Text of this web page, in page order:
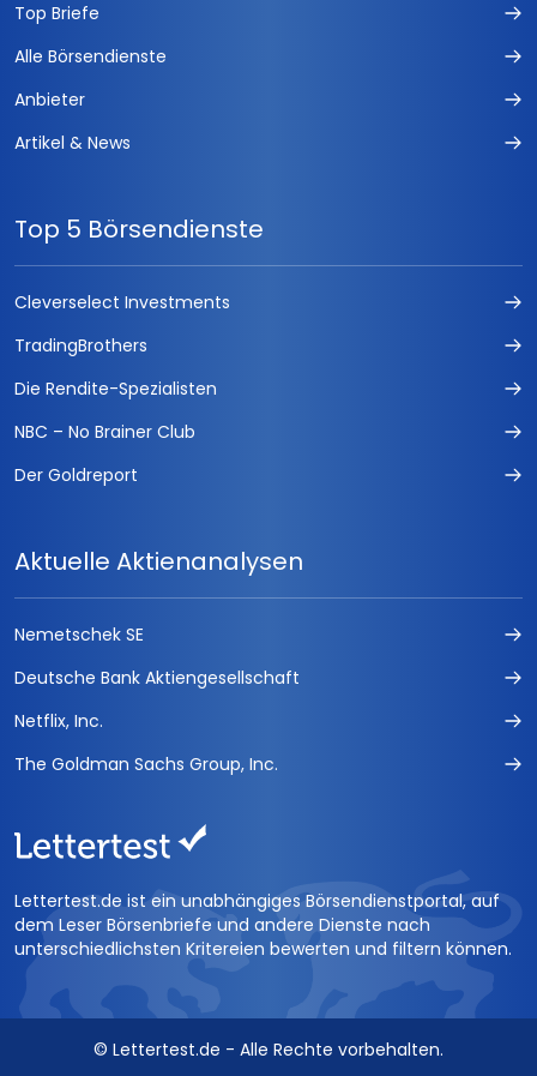
Top Briefe
Alle Börsendienste
Anbieter
Artikel & News
Top 5 Börsendienste
Cleverselect Investments
TradingBrothers
Die Rendite-Spezialisten
NBC – No Brainer Club
Der Goldreport
Aktuelle Aktienanalysen
Nemetschek SE
Deutsche Bank Aktiengesellschaft
Netflix, Inc.
The Goldman Sachs Group, Inc.
Lettertest.de ist ein unabhängiges Börsendienstportal, auf
dem Leser Börsenbriefe und andere Dienste nach
unterschiedlichsten Kritereien bewerten und filtern können.
© Lettertest.de - Alle Rechte vorbehalten.